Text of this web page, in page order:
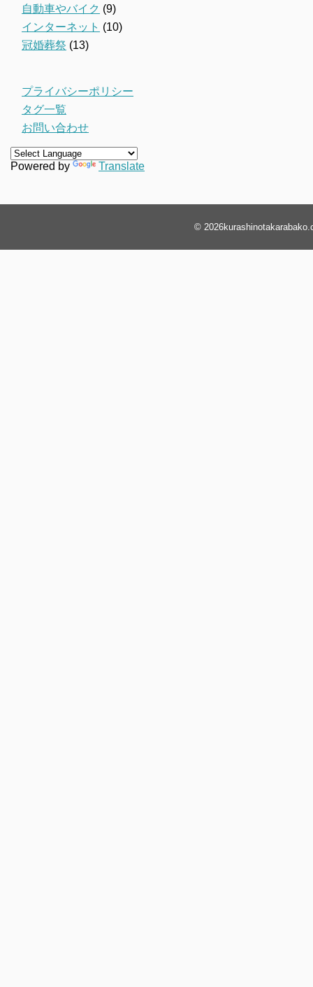
自動車やバイク (9)
インターネット (10)
冠婚葬祭 (13)
プライバシーポリシー
タグ一覧
お問い合わせ
Powered by Translate
© 2026